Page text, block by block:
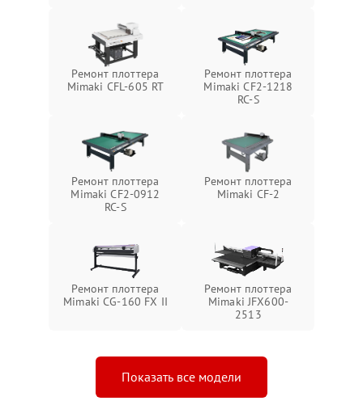
Ремонт плоттера
Mimaki CFL-605 RT
Ремонт плоттера
Mimaki CF2-1218
RC-S
Ремонт плоттера
Mimaki CF2-0912
RC-S
Ремонт плоттера
Mimaki CF-2
Ремонт плоттера
Mimaki CG-160 FX II
Ремонт плоттера
Mimaki JFX600-
2513
Показать все модели